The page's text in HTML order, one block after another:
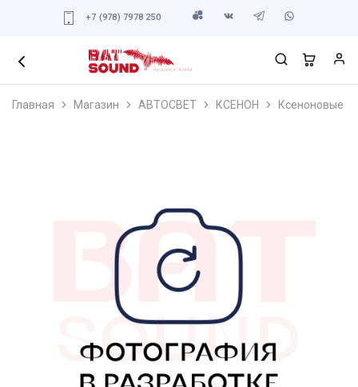
+7 (978) 7978 250
Главная Магазин АВТОСВЕТ КСЕНОН Ксеноновые